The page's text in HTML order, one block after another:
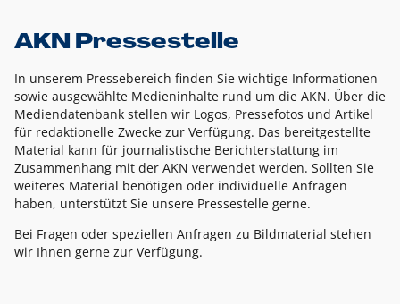
AKN Pressestelle
In unserem Pressebereich finden Sie wichtige Informationen
sowie ausgewählte Medieninhalte rund um die AKN. Über die
Mediendatenbank stellen wir Logos, Pressefotos und Artikel
für redaktionelle Zwecke zur Verfügung. Das bereitgestellte
Material kann für journalistische Berichterstattung im
Zusammenhang mit der AKN verwendet werden. Sollten Sie
weiteres Material benötigen oder individuelle Anfragen
haben, unterstützt Sie unsere Pressestelle gerne.
Bei Fragen oder speziellen Anfragen zu Bildmaterial stehen
wir Ihnen gerne zur Verfügung.